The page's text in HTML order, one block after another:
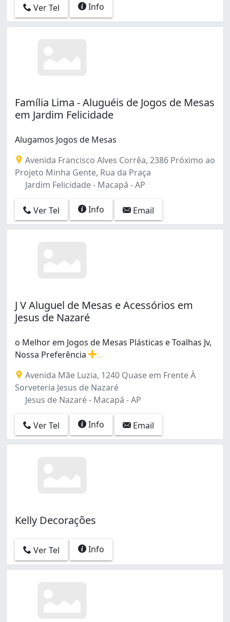
Ver Tel Info
Família Lima - Aluguéis de Jogos de Mesas
em Jardim Felicidade
Alugamos Jogos de Mesas
Avenida Francisco Alves Corrêa, 2386 Próximo ao
Projeto Minha Gente, Rua da Praça
Jardim Felicidade - Macapá - AP
Ver Tel Info Email
J V Aluguel de Mesas e Acessórios em
Jesus de Nazaré
o Melhor em Jogos de Mesas Plásticas e Toalhas Jv,
Nossa Preferência
Avenida Mãe Luzia, 1240 Quase em Frente À
Sorveteria Jesus de Nazaré
Jesus de Nazaré - Macapá - AP
Ver Tel Info Email
Kelly Decorações
Ver Tel Info